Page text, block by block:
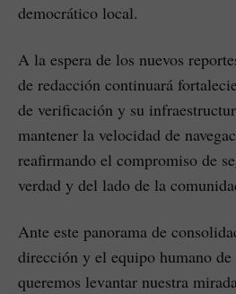
democrático local.
A la espera de los nuevos
de redacción continuará
de verificación y su
mantener la velocidad de
reafirmando el compromiso de
verdad y del lado de la
​Ante este panorama de
dirección y el equipo humano
queremos levantar nuestra